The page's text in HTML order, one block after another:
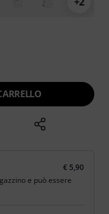
€ 5,90
e può essere